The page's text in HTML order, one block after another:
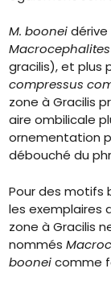
M. boonei
gracilis), et plus
compressus
zone à Gracilis
aire ombilicale
ornementation
débouché du
Pour des motifs
les exemplaires
zone à Gracilis
nommés
booneicomme